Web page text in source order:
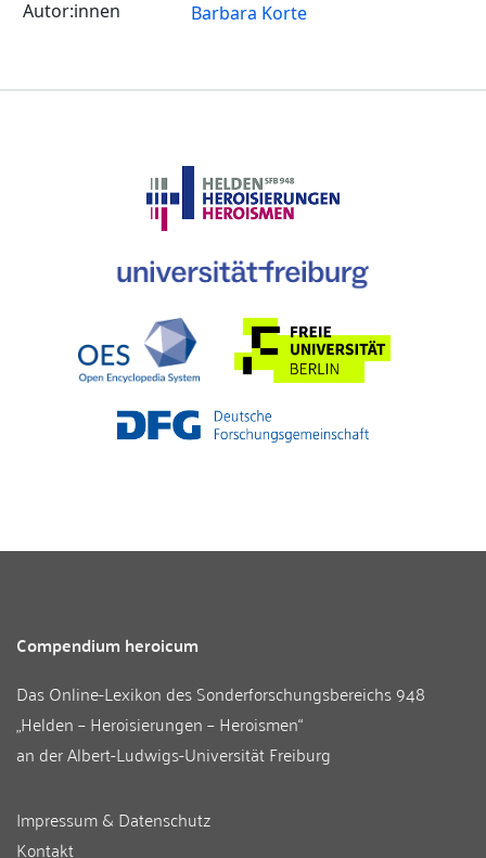
Barbara Korte
Compendium heroicum
Das Online-Lexikon desSonderforschungsbereichs 948
„Helden – Heroisierungen – Heroismen“
an derAlbert-Ludwigs-Universität Freiburg
Impressum & Datenschutz
Kontakt